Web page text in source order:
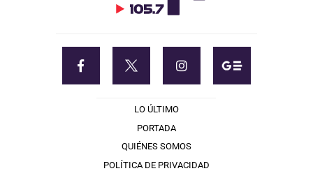
LO ÚLTIMO
PORTADA
QUIÉNES SOMOS
POLÍTICA DE PRIVACIDAD